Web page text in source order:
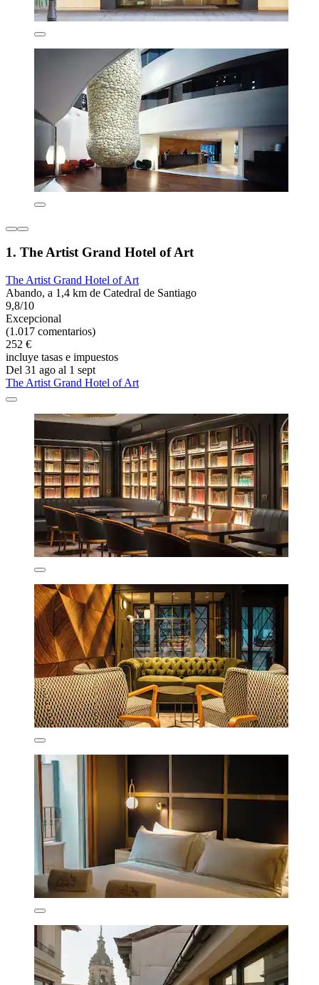
1. The Artist Grand Hotel of Art
The Artist Grand Hotel of Art
Abando, a 1,4 km de Catedral de Santiago
9,8/10
Excepcional
(1.017 comentarios)
252 €
incluye tasas e impuestos
Del 31 ago al 1 sept
The Artist Grand Hotel of Art